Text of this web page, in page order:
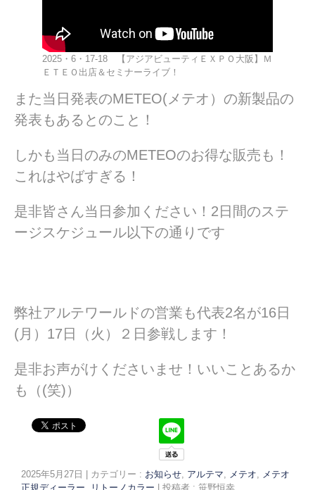
2025・6・17-18 【アジアビューティＥＸＰＯ大阪】Ｍ
ＥＴＥＯ出店＆セミナーライブ！
また当日発表のMETEO(メテオ）の新製品の
発表もあるとのこと！
しかも当日のみのMETEOのお得な販売も！
これはやばすぎる！
是非皆さん当日参加ください！2日間のステ
ージスケジュール以下の通りです
弊社アルテワールドの営業も代表2名が16日
(月）17日（火）２日参戦します！
是非お声がけくださいませ！いいことあるか
も（(笑)）
2025年5月27日 カテゴリー : お知らせ アルテマ メテオ
メテオ
正規ディーラー
リトーノカラー 投稿者 : 笹野恒幸